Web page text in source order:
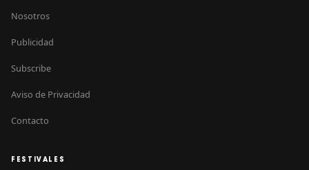
Nosotros
Publicidad
Subscribe
Aviso de Privacidad
Contacto
FESTIVALES